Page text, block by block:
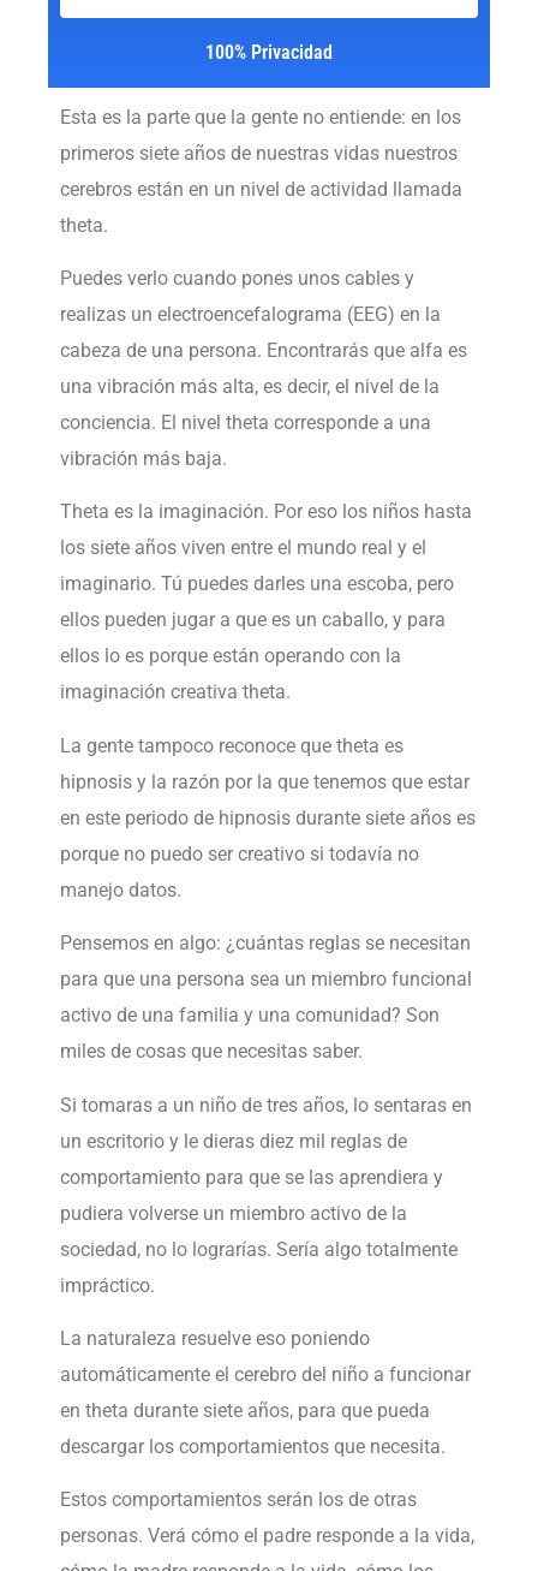
100% Privacidad
Esta es la parte que la gente no entiende: en los
primeros siete años de nuestras vidas nuestros
cerebros están en un nivel de actividad llamada
theta.
Puedes verlo cuando pones unos cables y
realizas un electroencefalograma (EEG) en la
cabeza de una persona. Encontrarás que alfa es
una vibración más alta, es decir, el nivel de la
conciencia. El nivel theta corresponde a una
vibración más baja.
Theta es la imaginación. Por eso los niños hasta
los siete años viven entre el mundo real y el
imaginario. Tú puedes darles una escoba, pero
ellos pueden jugar a que es un caballo, y para
ellos lo es porque están operando con la
imaginación creativa theta.
La gente tampoco reconoce que theta es
hipnosis y la razón por la que tenemos que estar
en este periodo de hipnosis durante siete años es
porque no puedo ser creativo si todavía no
manejo datos.
Pensemos en algo: ¿cuántas reglas se necesitan
para que una persona sea un miembro funcional
activo de una familia y una comunidad? Son
miles de cosas que necesitas saber.
Si tomaras a un niño de tres años, lo sentaras en
un escritorio y le dieras diez mil reglas de
comportamiento para que se las aprendiera y
pudiera volverse un miembro activo de la
sociedad, no lo lograrías. Sería algo totalmente
impráctico.
La naturaleza resuelve eso poniendo
automáticamente el cerebro del niño a funcionar
en theta durante siete años, para que pueda
descargar los comportamientos que necesita.
Estos comportamientos serán los de otras
personas. Verá cómo el padre responde a la vida,